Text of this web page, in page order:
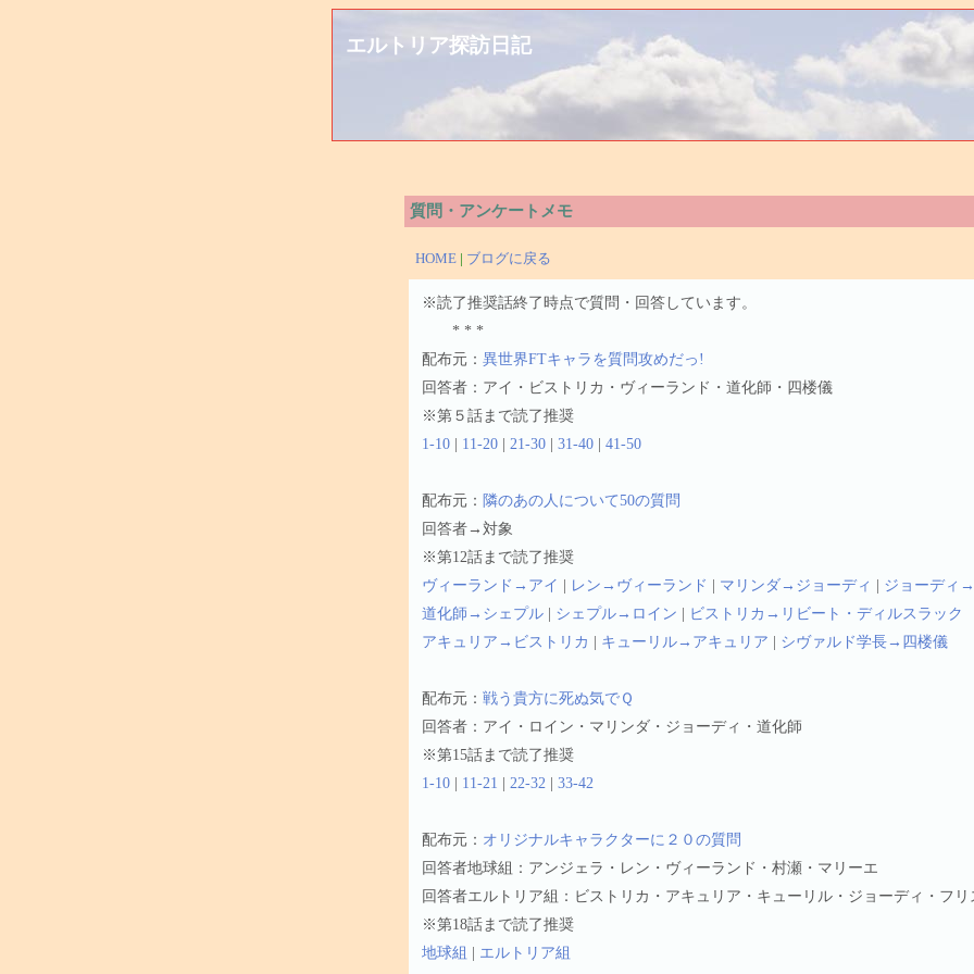
エルトリア探訪日記
質問・アンケートメモ
HOME | ブログに戻る
※読了推奨話終了時点で質問・回答しています。
* * *
配布元： 異世界FTキャラを質問攻めだっ!
回答者：アイ・ビストリカ・ヴィーランド・道化師・四楼儀
※第５話まで読了推奨
1-10 | 11-20 | 21-30 | 31-40 | 41-50
配布元： 隣のあの人について50の質問
回答者→対象
※第12話まで読了推奨
ヴィーランド→アイ | レン→ヴィーランド | マリンダ→ジョーディ | ジョーディ
道化師→シェプル | シェプル→ロイン | ビストリカ→リビート・ディルスラック
アキュリア→ビストリカ | キューリル→アキュリア | シヴァルド学長→四楼儀
配布元： 戦う貴方に死ぬ気でＱ
回答者：アイ・ロイン・マリンダ・ジョーディ・道化師
※第15話まで読了推奨
1-10 | 11-21 | 22-32 | 33-42
配布元： オリジナルキャラクターに２０の質問
回答者地球組：アンジェラ・レン・ヴィーランド・村瀬・マリーエ
回答者エルトリア組：ビストリカ・アキュリア・キューリル・ジョーディ・フリ
※第18話まで読了推奨
地球組 | エルトリア組